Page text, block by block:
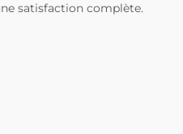
satisfaction complète.